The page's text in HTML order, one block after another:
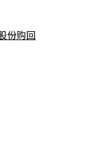
份购回